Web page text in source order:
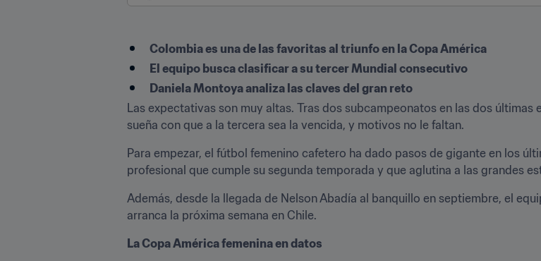
​Colombia es una de las favoritas al triunfo en la Copa América
El equipo busca clasificar a su tercer Mundial consecutivo
Daniela Montoya analiza las claves del gran reto
Las expectativas son muy altas. Tras dos subcampeonatos en las dos
sueña con que a la tercera sea la vencida, y motivos no le faltan.
Para empezar, el fútbol femenino cafetero ha dado pasos de gigante en los
profesional que cumple su segunda temporada y que aglutina a las grandes
Además, desde la llegada de Nelson Abadía al banquillo en septiembre, el
arranca la próxima semana en Chile.
La Copa América femenina en datos